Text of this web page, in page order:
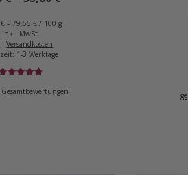
€– 79,56 €/ 100 g
inkl. MwSt.
Versandkosten
1-3 Werktage
4.91